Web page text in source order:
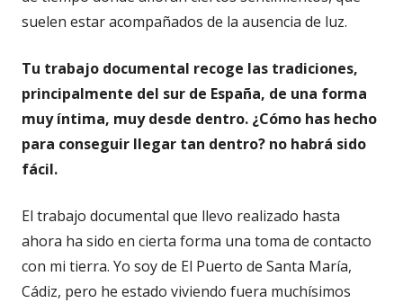
suelen estar acompañados de la ausencia de luz.
Tu trabajo documental recoge las tradiciones,
principalmente del sur de España, de una forma
muy íntima, muy desde dentro. ¿Cómo has hecho
para conseguir llegar tan dentro? no habrá sido
fácil.
El trabajo documental que llevo realizado hasta
ahora ha sido en cierta forma una toma de contacto
con mi tierra. Yo soy de El Puerto de Santa María,
Cádiz, pero he estado viviendo fuera muchísimos